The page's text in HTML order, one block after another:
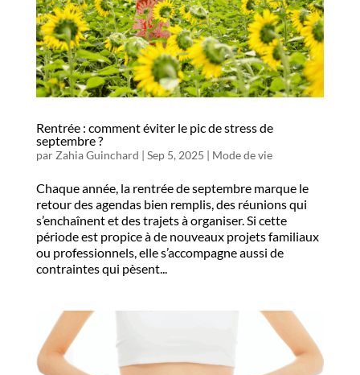
Rentrée : comment éviter le pic de stress de
septembre ?
par Zahia Guinchard | Sep 5, 2025 | Mode de vie
Chaque année, la rentrée de septembre marque le
retour des agendas bien remplis, des réunions qui
s’enchaînent et des trajets à organiser. Si cette
période est propice à de nouveaux projets familiaux
ou professionnels, elle s’accompagne aussi de
contraintes qui pèsent...